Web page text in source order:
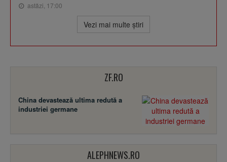
astăzi, 17:00
Vezi mai multe ştiri
ZF.RO
China devastează ultima redută a
industriei germane
ALEPHNEWS.RO